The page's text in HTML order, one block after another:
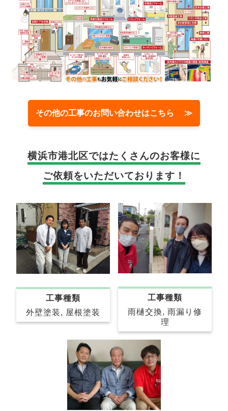
その他の工事のお問い合わせはこちら ≫
横浜市港北区ではたくさんのお客様に
ご依頼をいただいております！
工事種類
外壁塗装, 屋根塗装
工事種類
雨樋交換, 雨漏り修
理